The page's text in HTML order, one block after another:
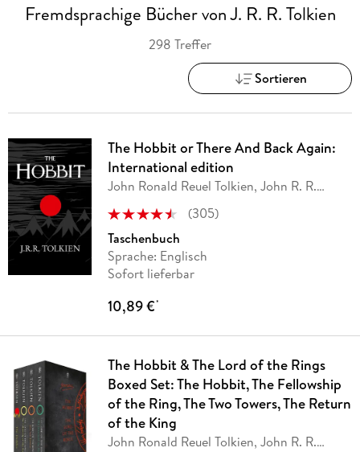
Fremdsprachige Bücher von J. R. R. Tolkien
298 Treffer
Sortieren
The Hobbit or There And Back Again:
International edition
John Ronald Reuel Tolkien, John R. R.
(305)
Taschenbuch
Sprache: Englisch
Sofort lieferbar
10,89 €*
The Hobbit & The Lord of the Rings
Boxed Set: The Hobbit, The Fellowship
of the Ring, The Two Towers, The Return
of the King
John Ronald Reuel Tolkien, John R. R.